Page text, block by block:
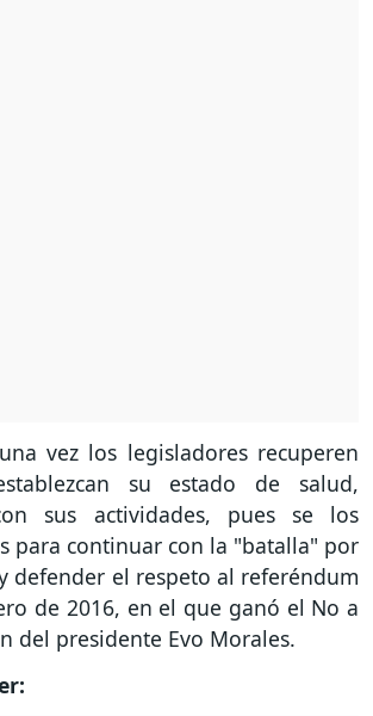
vez los legisladores recuperen
su estado de salud,
sus actividades, pues se los
para continuar con la "batalla" por
defender el respeto al referéndum
de 2016, en el que ganó el No a
del presidente Evo Morales.